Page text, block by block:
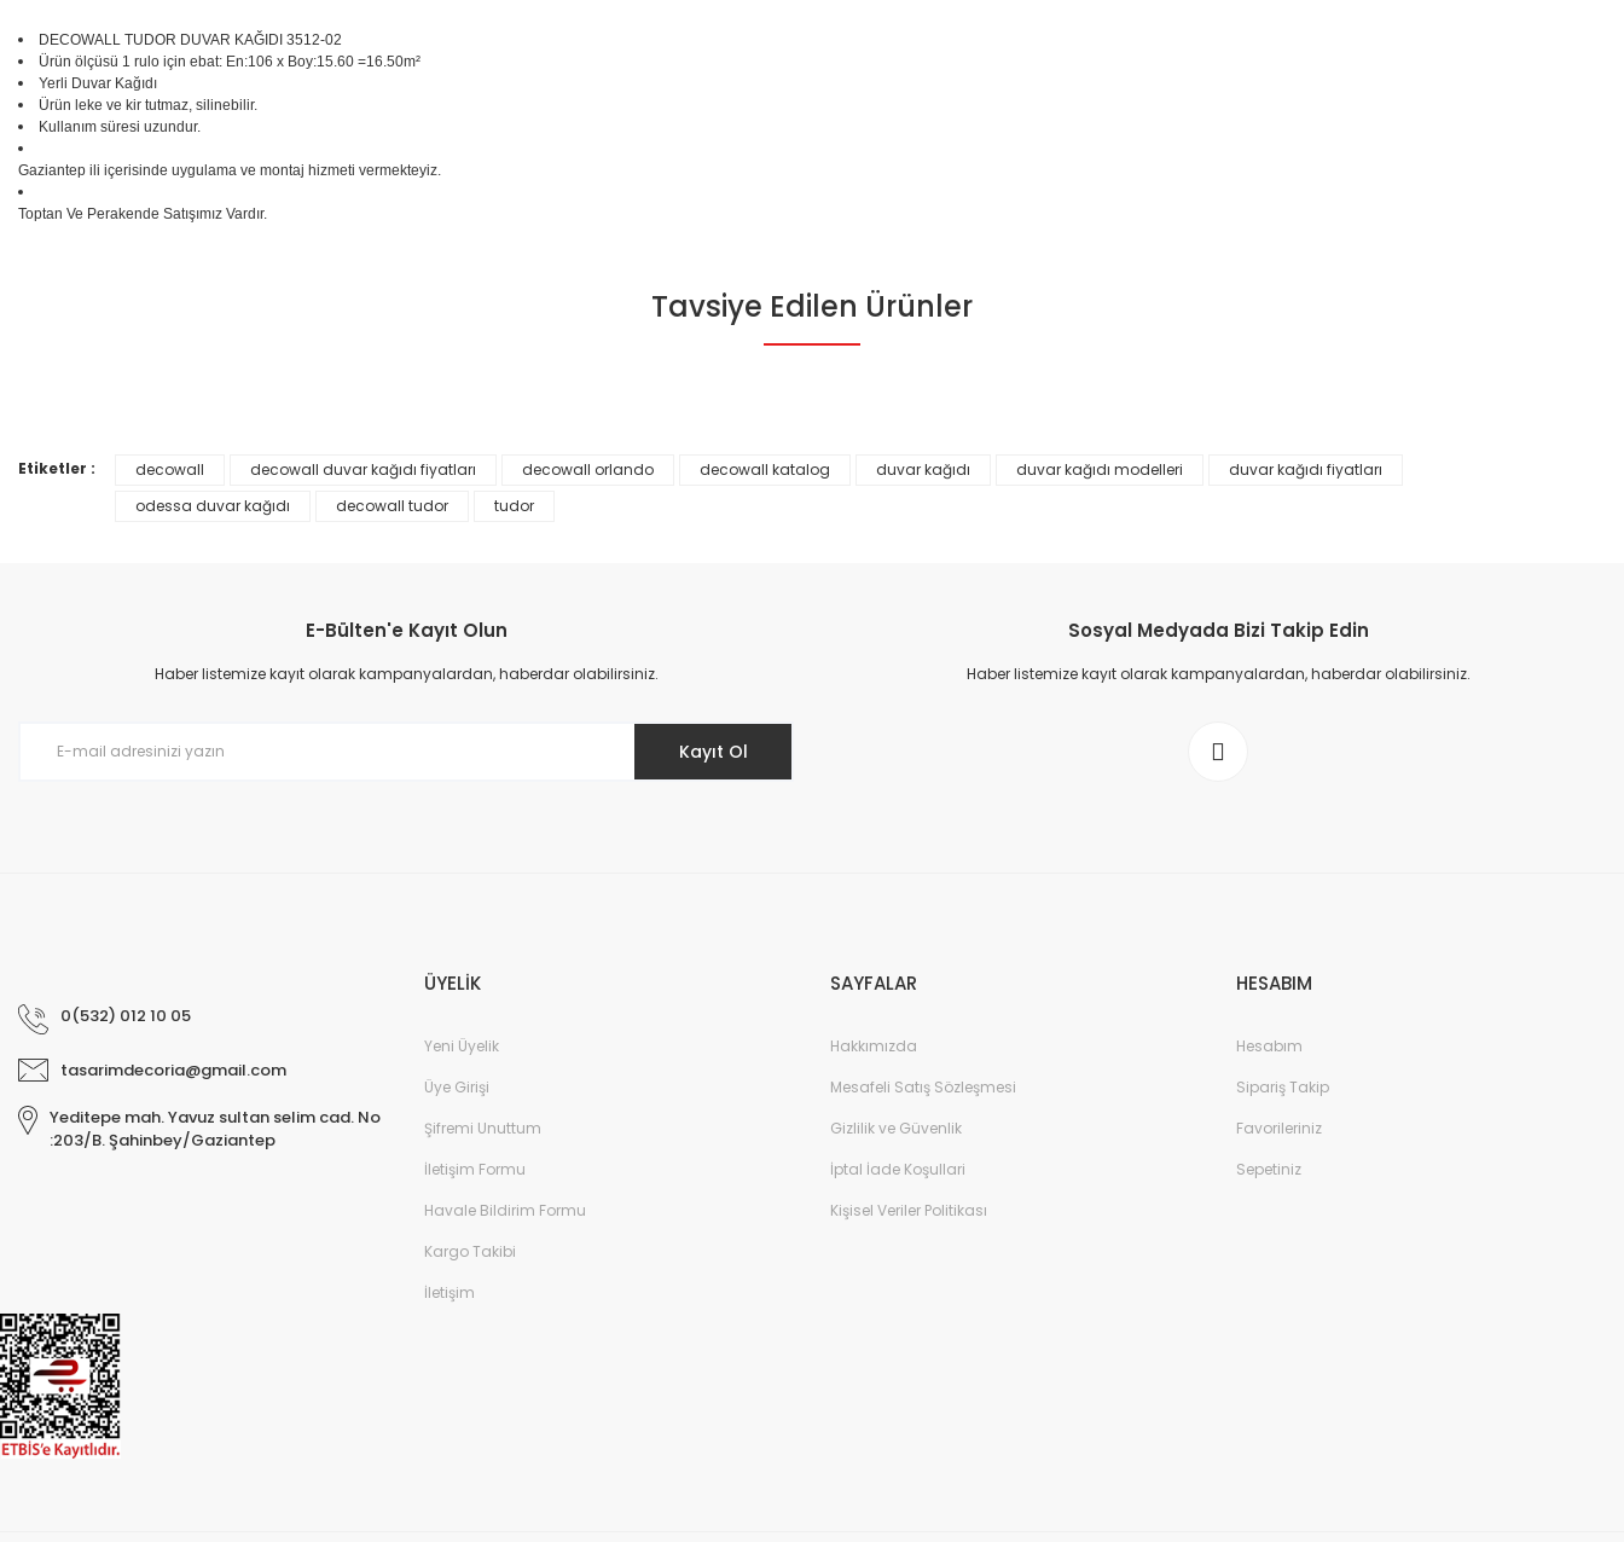
DECOWALL TUDOR DUVAR KAĞIDI 3512-02
Ürün ölçüsü 1 rulo için ebat: En:106 x Boy:15.60 =16.50m²
Yerli Duvar Kağıdı
Ürün leke ve kir tutmaz, silinebilir.
Kullanım süresi uzundur.
Gaziantep ili içerisinde uygulama ve montaj hizmeti vermekteyiz.
Toptan Ve Perakende Satışımız Vardır.
Bu ürüne ilk yorumu siz yapın!
Bu ürünün fiyat bilgisi, resim, ürün açıklamalarında ve diğer konularda yetersiz gördüğünüz noktaları öneri formunu kullanarak tarafımıza iletebilirsiniz.
Ürün bilgilerinde hatalar bulunuyor.
Tavsiye Edilen Ürünler
Prime ArtDECO Duvar Kağıdı Tutkalı 500 gr
Etiketler : decowall decowall duvar kağıdı fiyatları decowall orlando decowall katalog duvar kağıdı duvar kağıdı modelleri
duvar kağıdı fiyatları
odessa duvar kağıdı
decowall tudor tudor
E-Bülten'e Kayıt Olun
Haber listemize kayıt olarak kampanyalardan, haberdar olabilirsiniz.
Kayıt Ol
Sosyal Medyada Bizi Takip Edin
Haber listemize kayıt olarak kampanyalardan, haberdar olabilirsiniz.
0(532) 012 10 05
tasarimdecoria@gmail.com
Yeditepe mah. Yavuz sultan selim cad. No
:203/B. Şahinbey/Gaziantep
ÜYELİK
Yeni Üyelik
Üye Girişi
Şifremi Unuttum
İletişim Formu
Havale Bildirim Formu
Kargo Takibi
İletişim
SAYFALAR
Hakkımızda
Mesafeli Satış Sözleşmesi
Gizlilik ve Güvenlik
İptal İade Koşullari
Kişisel Veriler Politikası
HESABIM
Hesabım
Sipariş Takip
Favorileriniz
Sepetiniz